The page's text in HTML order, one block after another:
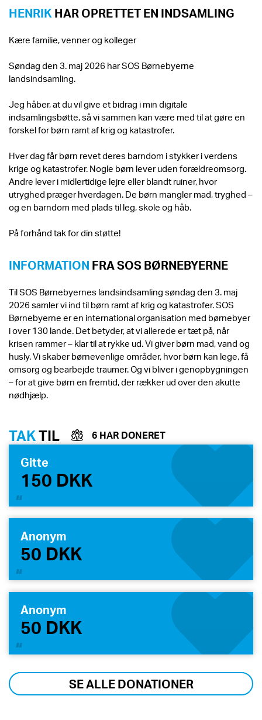
HENRIK HAR OPRETTET EN INDSAMLING
Kære familie, venner og kolleger
Søndag den 3. maj 2026 har SOS Børnebyerne
landsindsamling.
Jeg håber, at du vil give et bidrag i min digitale
indsamlingsbøtte, så vi sammen kan være med til at gøre en
forskel for børn ramt af krig og katastrofer.
Hver dag får børn revet deres barndom i stykker i verdens
krige og katastrofer. Nogle børn lever uden forældreomsorg.
Andre lever i midlertidige lejre eller blandt ruiner, hvor
utryghed præger hverdagen. De børn mangler mad, tryghed –
og en barndom med plads til leg, skole og håb.
På forhånd tak for din støtte!
INFORMATION FRA SOS BØRNEBYERNE
Til SOS Børnebyernes landsindsamling søndag den 3. maj
2026 samler vi ind til børn ramt af krig og katastrofer. SOS
Børnebyerne er en international organisation med børnebyer
i over 130 lande. Det betyder, at vi allerede er tæt på, når
krisen rammer – klar til at rykke ud. Vi giver børn mad, vand og
husly. Vi skaber børnevenlige områder, hvor børn kan lege, få
omsorg og bearbejde traumer. Og vi bliver i genopbygningen
– for at give børn en fremtid, der rækker ud over den akutte
nødhjælp.
TAKTIL 6 HAR DONERET
Gitte
150 DKK
Anonym
50 DKK
Anonym
50 DKK
SE ALLE DONATIONER